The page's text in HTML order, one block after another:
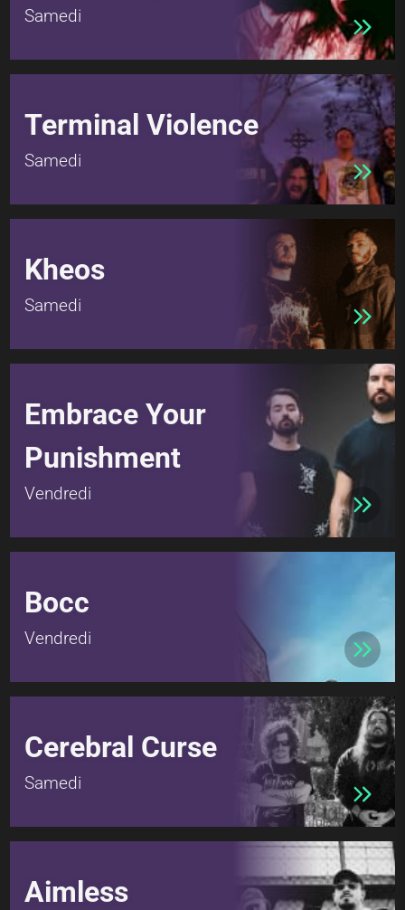
Samedi
Terminal Violence
Samedi
Kheos
Samedi
Embrace Your
Punishment
Vendredi
Bocc
Vendredi
Cerebral Curse
Samedi
Aimless